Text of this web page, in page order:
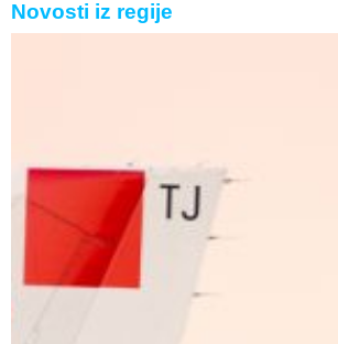
Novosti iz regije